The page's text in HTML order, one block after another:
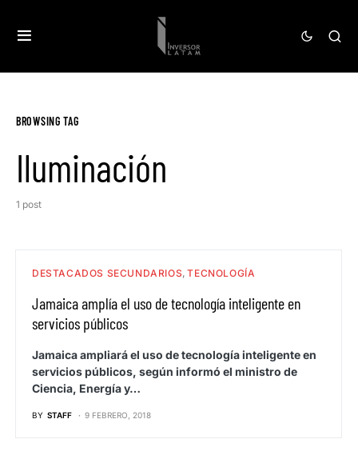
BROWSING TAG
Iluminación
1 post
DESTACADOS SECUNDARIOS TECNOLOGÍA
Jamaica amplía el uso de tecnología inteligente en
servicios públicos
Jamaica ampliará el uso de tecnología inteligente en
servicios públicos, según informó el ministro de
Ciencia, Energía y…
BY STAFF 9 FEBRERO, 2018